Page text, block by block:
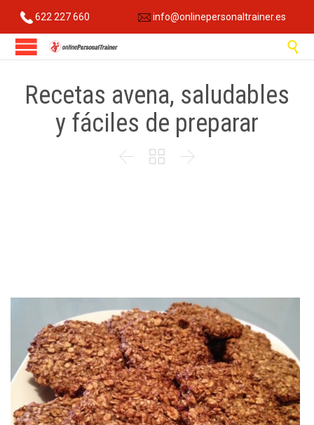
622 227 660 info@onlinepersonaltrainer.es

Recetas avena, saludables
y fáciles de preparar
  